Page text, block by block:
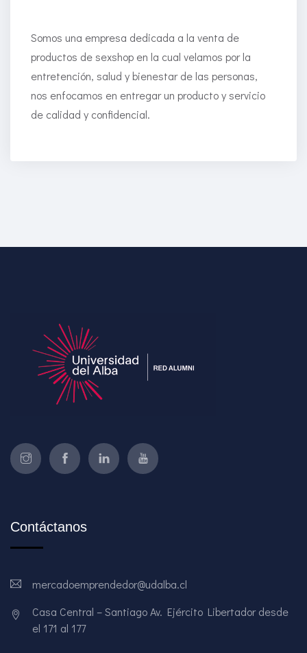
Somos una empresa dedicada a la venta de
productos de sexshop en la cual velamos por la
entretención, salud y bienestar de las personas,
nos enfocamos en entregar un producto y servicio
de calidad y confidencial.
Contáctanos
mercadoemprendedor@udalba.cl
Casa Central – Santiago Av. Ejército Libertador desde
el 171 al 177